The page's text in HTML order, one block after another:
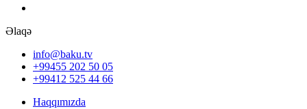
Əlaqə
info@baku.tv
+99455 202 50 05
+99412 525 44 66
Haqqımızda